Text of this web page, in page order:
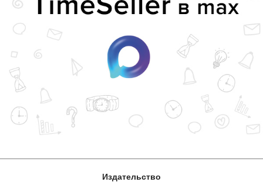
Издательство